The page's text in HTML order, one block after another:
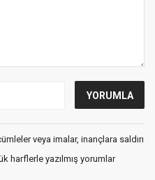
veya imalar, inançlara saldırı
harflerle yazılmış yorumlar